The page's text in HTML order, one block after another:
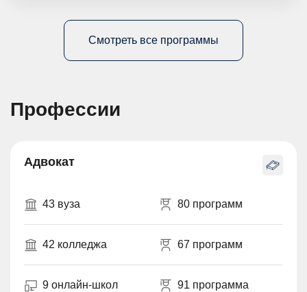
Смотреть все программы
Профессии
Адвокат
43 вуза 80 программ
42 колледжа 67 программ
9 онлайн-школ 91 программа